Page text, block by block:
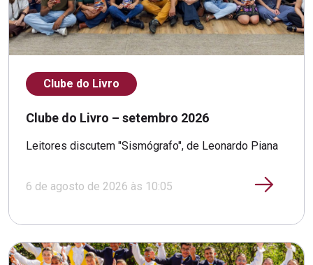
Clube do Livro
Clube do Livro – setembro 2026
Leitores discutem "Sismógrafo", de Leonardo Piana
6 de agosto de 2026 às 10:05